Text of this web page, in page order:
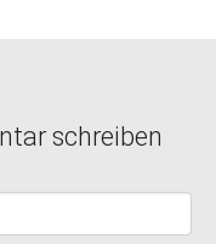
schreiben